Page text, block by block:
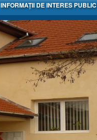
INFORMAȚII DE INTERES PUBLIC